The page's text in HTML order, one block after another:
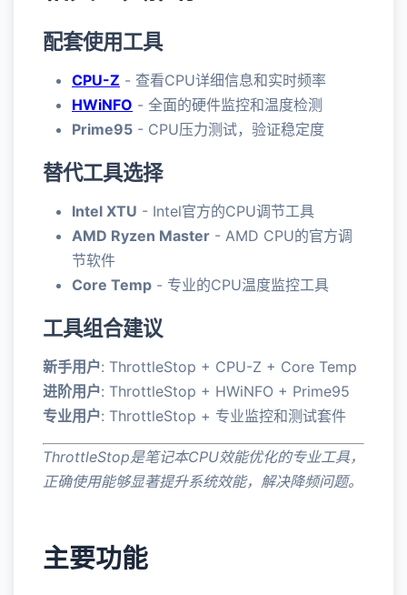
配套使用工具
CPU-Z - 查看CPU详细信息和实时频率
HWiNFO - 全面的硬件监控和温度检测
Prime95 - CPU压力测试，验证稳定度
替代工具选择
Intel XTU - Intel官方的CPU调节工具
AMD Ryzen Master - AMD CPU的官方调
节软件
Core Temp - 专业的CPU温度监控工具
工具组合建议
新手用户: ThrottleStop + CPU-Z + Core Temp
进阶用户: ThrottleStop + HWiNFO + Prime95
专业用户: ThrottleStop + 专业监控和测试套件
ThrottleStop是笔记本CPU效能优化的专业工具，
正确使用能够显著提升系统效能，解决降频问题。
主要功能